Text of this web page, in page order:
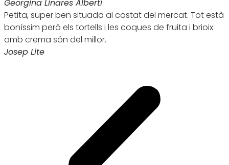
Georgina Linares Albertí
Petita, super ben situada al costat del mercat. Tot està
boníssim però els tortells i les coques de fruita i brioix
amb crema són del millor.
Josep Lite